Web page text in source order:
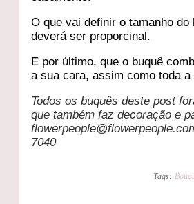
O que vai definir o tamanho
deverá ser proporcinal.
E por último, que o buquê
a sua cara, assim como toda
Todos os buquês deste post
que também faz decoração e
7040
Tags: